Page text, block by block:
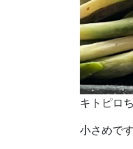
キトピロ
小さめで